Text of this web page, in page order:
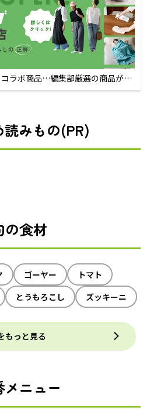
ラボ商品…編集部厳選の商品が買
読みもの(PR)
の食材
ゴーヤー
トマト
とうもろこし ズッキーニ
もっと見る
メニュー